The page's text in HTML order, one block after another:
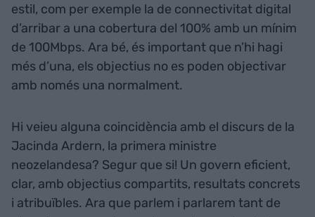
estil, com per exemple la de connectivitat digital
d’arribar a una cobertura del 100% amb un mínim
de 100Mbps. Ara bé, és important que n’hi hagi
més d’una, els objectius no es poden objectivar
amb només una normalment.
Hi veieu alguna coincidència amb el discurs de la
Jacinda Ardern, la primera ministre
neozelandesa? Segur que si! Un govern eficient,
clar, amb objectius compartits, resultats concrets
i atribuïbles. Ara que parlem i parlarem tant de